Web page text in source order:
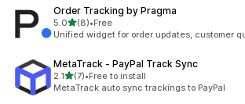
Order Tracking by Pragma
5.0별 5개 중
(8)
총 리뷰 8개
•Free
Unified widget for order updates, customer
MetaTrack ‑ PayPal Track Sync
2.1별 5개 중
(7)
총 리뷰 7개
•Free to install
MetaTrack auto sync trackings to PayPal